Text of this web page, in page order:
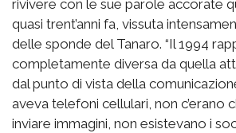
rivivere con le sue parole accorate
quasi trent’anni fa, vissuta
delle sponde del Tanaro. “Il 1994
completamente diversa da quella
dal punto di vista della
aveva telefoni cellulari, non c’erano
inviare immagini, non esistevano i